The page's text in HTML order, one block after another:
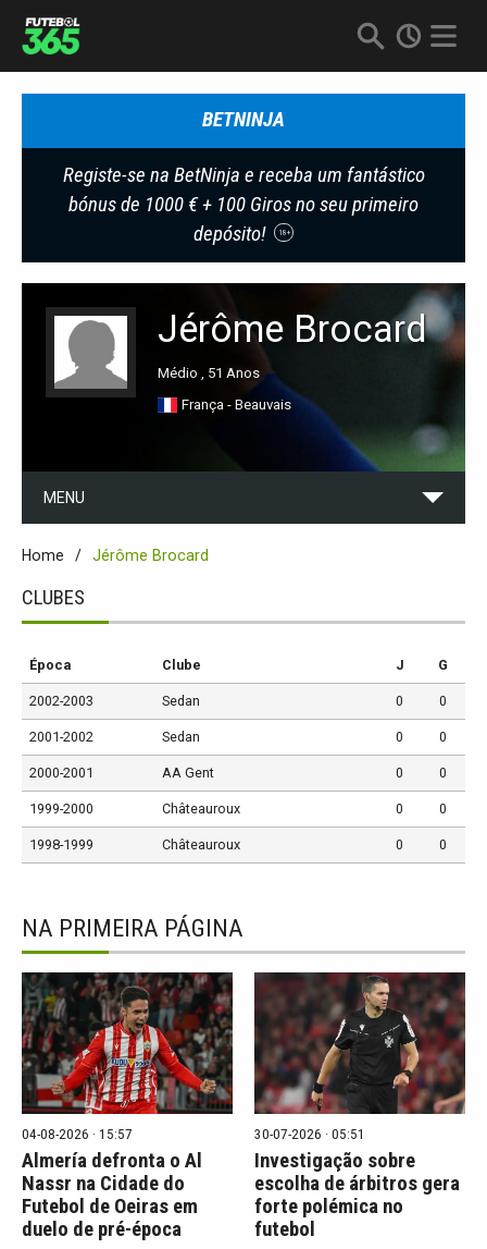
BETNINJA
Registe-se na BetNinja e receba um fantástico
bónus de 1000 € + 100 Giros no seu primeiro
depósito!
18+
Jérôme Brocard
Médio , 51 Anos
França - Beauvais
MENU
Home Jérôme Brocard
CLUBES
Época Clube J G
2002-2003 Sedan 0 0
2001-2002 Sedan 0 0
2000-2001 AA Gent 0 0
1999-2000 Châteauroux 0 0
1998-1999 Châteauroux 0 0
NA PRIMEIRA PÁGINA
04-08-2026 · 15:57
Almería defronta o Al
Nassr na Cidade do
Futebol de Oeiras em
duelo de pré-época
30-07-2026 · 05:51
Investigação sobre
escolha de árbitros gera
forte polémica no
futebol